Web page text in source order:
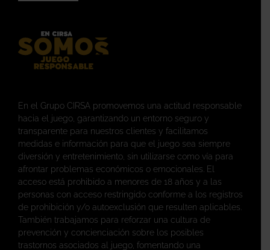
En el Grupo CIRSA promovemos una actitud responsable
hacia el juego, garantizando un entorno seguro y
transparente para nuestros clientes y facilitamos
medidas e información para que el juego sea siempre
diversión y entretenimiento, sin utilizarse como vía para
afrontar problemas económicos o emocionales. El
acceso está prohibido a menores de 18 años y a las
personas con acceso restringido conforme a los registros
de prohibición y/o autoexclusión que resulten aplicables.
También trabajamos para reforzar una cultura de
prevención y concienciación sobre los posibles
trastornos asociados al juego, fomentando una